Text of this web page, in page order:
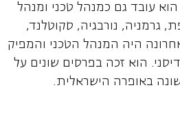
הוא עובד גם כמנהל טכני ומנהל
גרמניה, נורבגיה, סקוטלנד,
היה המנהל הטכני והמפיק
הוא זכה בפרסים שונים על
באופרה הישראלית.